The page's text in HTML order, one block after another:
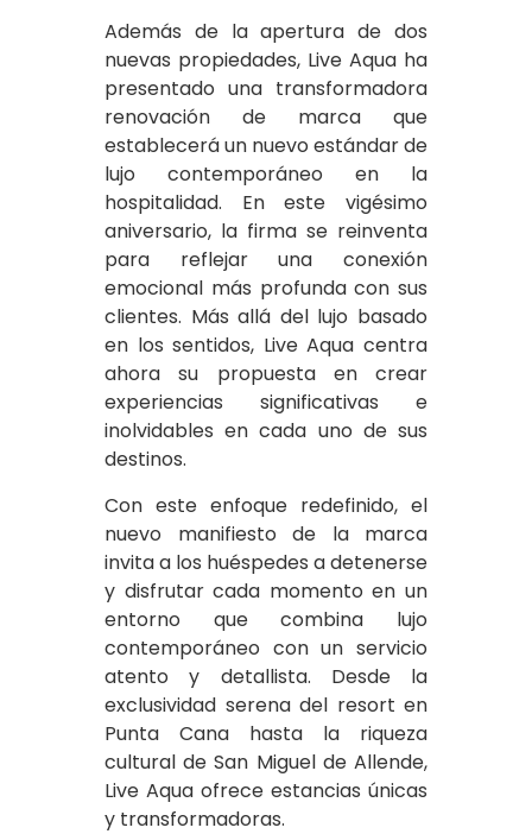
Además de la apertura de dos
nuevas propiedades, Live Aqua ha
presentado una transformadora
renovación de marca que
establecerá un nuevo estándar de
lujo contemporáneo en la
hospitalidad. En este vigésimo
aniversario, la firma se reinventa
para reflejar una conexión
emocional más profunda con sus
clientes. Más allá del lujo basado
en los sentidos, Live Aqua centra
ahora su propuesta en crear
experiencias significativas e
inolvidables en cada uno de sus
destinos.
Con este enfoque redefinido, el
nuevo manifiesto de la marca
invita a los huéspedes a detenerse
y disfrutar cada momento en un
entorno que combina lujo
contemporáneo con un servicio
atento y detallista. Desde la
exclusividad serena del resort en
Punta Cana hasta la riqueza
cultural de San Miguel de Allende,
Live Aqua ofrece estancias únicas
y transformadoras.